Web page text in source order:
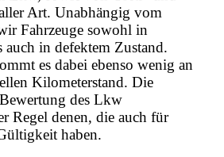
Art. Unabhängig vom
Fahrzeuge sowohl in
auch in defektem Zustand.
es dabei ebenso wenig an
Kilometerstand. Die
des Lkw
Regel denen, die auch für
haben.